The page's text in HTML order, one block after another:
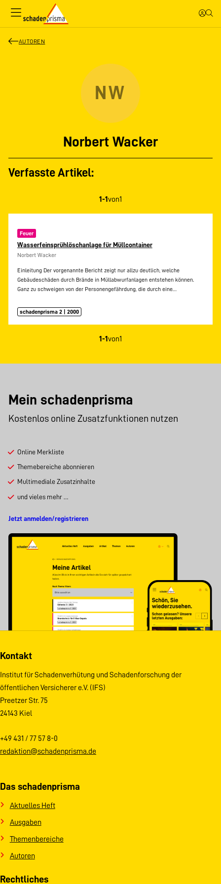
AUTOREN
NW
Norbert Wacker
Verfasste Artikel:
1-1von1
Feuer
Wasserfeinsprühlöschanlage für Müllcontainer
Norbert Wacker
Einleitung Der vorgenannte Bericht zeigt nur allzu deutlich, welche
Gebäudeschäden durch Brände in Müllabwurfanlagen entstehen können.
Ganz zu schweigen von der Personengefährdung, die durch eine…
schadenprisma 2 | 2000
1-1von1
Mein schadenprisma
Kostenlos online Zusatzfunktionen nutzen
Online Merkliste
Themebereiche abonnieren
Multimediale Zusatzinhalte
und vieles mehr …
Jetzt anmelden/registrieren
Kontakt
Institut für Schadenverhütung und Schadenforschung der
öffentlichen Versicherer e.V. (IFS)
Preetzer Str. 75
24143 Kiel
+49 431 / 77 57 8-0
redaktion@schadenprisma.de
Das schadenprisma
Aktuelles Heft
Ausgaben
Themenbereiche
Autoren
Rechtliches